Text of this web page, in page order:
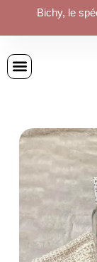
Bichy, le